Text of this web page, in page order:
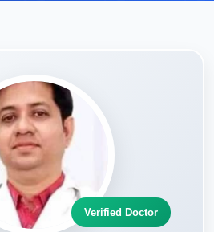
Verified Doctor